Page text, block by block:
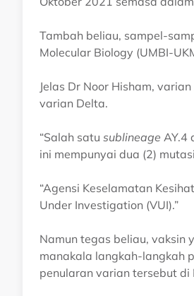
Tambah beliau, sampel-
Molecular Biology (UMBI-
Jelas Dr Noor Hisham,
varian Delta.
“Salah satu sublineage AY.4
ini mempunyai dua (2)
“Agensi Keselamatan
Under Investigation (VUI).”
Namun tegas beliau, vaksin
manakala langkah-langkah
penularan varian tersebut di